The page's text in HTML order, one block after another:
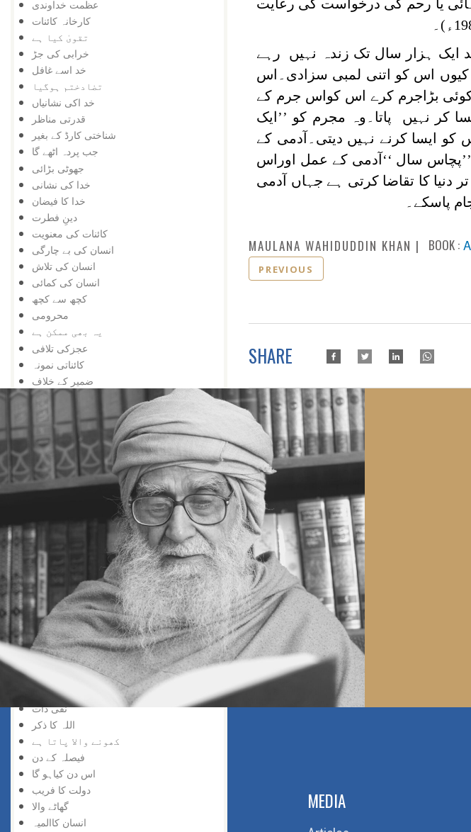
عظمت خداوندی
کارخانہ کائنات
تقویٰ کیا ہے
خرابی کی جڑ
خد اسے غافل
تضادختم ہوگیا
خد اکی نشانیاں
قدرتی مناظر
شناختی کارڈ کے بغیر
جب پردہ اٹھے گا
جھوٹی بڑائی
خدا کی نشانی
خدا کا فیضان
دینِ فطرت
کائنات کی معنویت
انسان کی بے چارگی
انسان کی تلاش
انسان کی کمائی
کچھ سے کچھ
محرومی
یہ بھی ممکن ہے
عجزکی تلافی
کائناتی نمونہ
ضمیر کے خلاف
اژدہا بھی
خدا پر ستی
زندگی کا مسئلہ
زلزلہ درکار ہے
خدا کی یافت
معرفت
خد اسے نسبت
حق کی پہچان
پانے والا
دریافت کی لذت
سچائی کو پانے والا
گروہی اعتراف
حق کو پانا
خدا کو پانے والے
انکشاف خدا وندی
ایمان میں اضافہ
ہر چیز عجیب
نفی ذات
اللہ کا ذکر
کھونے والا پاتا ہے
فیصلہ کے دن
اس دن کیاہو گا
دولت کا فریب
گھاٹے والا
انسان کاالمیہ
یا رحم کی درخواست کی رعایت
ایک ہزار سال تک زندہ نہیں رہے
اس کو اتنی لمبی سزادی۔اس
بڑاجرم کرے اس کواس جرم کے
کر نہیں پاتا۔وہ مجرم کو ’’ایک
ایسا کرنے نہیں دیتی۔آدمی کے
سال ‘‘آدمی کے عمل اوراس
کا تقاضا کرتی ہے جہاں آدمی
پاسکے۔
MAULANA WAHIDUDDIN KHAN BOOK :
PREVIOUS
SHARE
MEDIA